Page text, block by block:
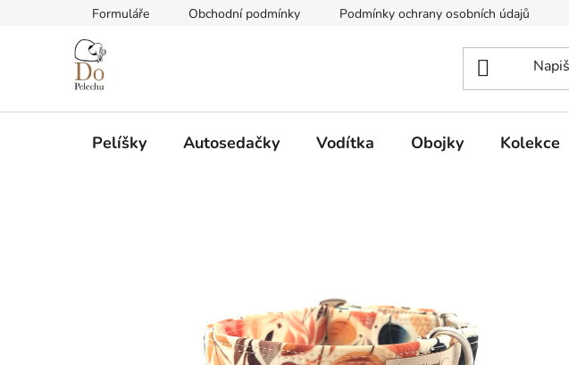
Formuláře Obchodní podmínky Podmínky ochrany osobních údajů
Pelíšky Autosedačky Vodítka Obojky Kolekce